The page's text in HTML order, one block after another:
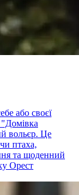
або своєї
"Домівка
вольєр. Це
птаха,
та щоденний
Орест